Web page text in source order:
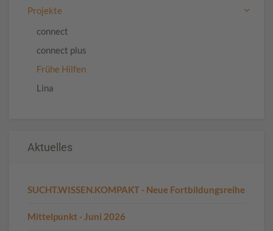
Projekte
connect
connect plus
Frühe Hilfen
Lina
Aktuelles
SUCHT.WISSEN.KOMPAKT - Neue Fortbildungsreihe
Mittelpunkt - Juni 2026